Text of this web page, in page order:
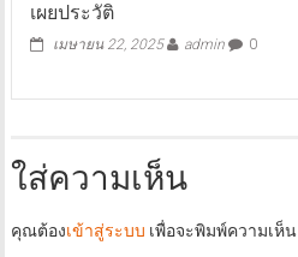
เผยประวัติ
เมษายน 22, 2025 admin 0
ใส่ความเห็น
คุณต้องเข้าสู่ระบบ เพื่อจะพิมพ์ความเห็น